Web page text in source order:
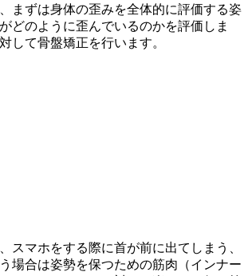
まずは身体の歪みを全体的に評価する姿
どのように歪んでいるのかを評価しま
して骨盤矯正を行います。
スマホをする際に首が前に出てしまう、
場合は姿勢を保つための筋肉（インナー